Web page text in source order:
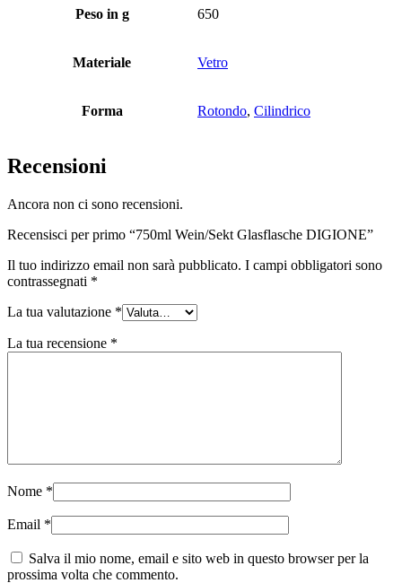
Bottiglie di riempimento a caldo
Cibo
Bottiglie per liquori(81)
Peso in g 650
Materiale Vetro
Forma Rotondo, Cilindrico
Recensioni
Ancora non ci sono recensioni.
Recensisci per primo “750ml Wein/Sekt Glasflasche DIGIONE”
Il tuo indirizzo email non sarà pubblicato. I campi obbligatori sono
contrassegnati *
La tua valutazione *
La tua recensione *
Nome *
Email *
Salva il mio nome, email e sito web in questo browser per la
prossima volta che commento.